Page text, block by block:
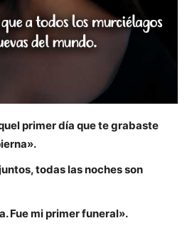
primer día que te grabaste
todas las noches son
Fue mi primer funeral».